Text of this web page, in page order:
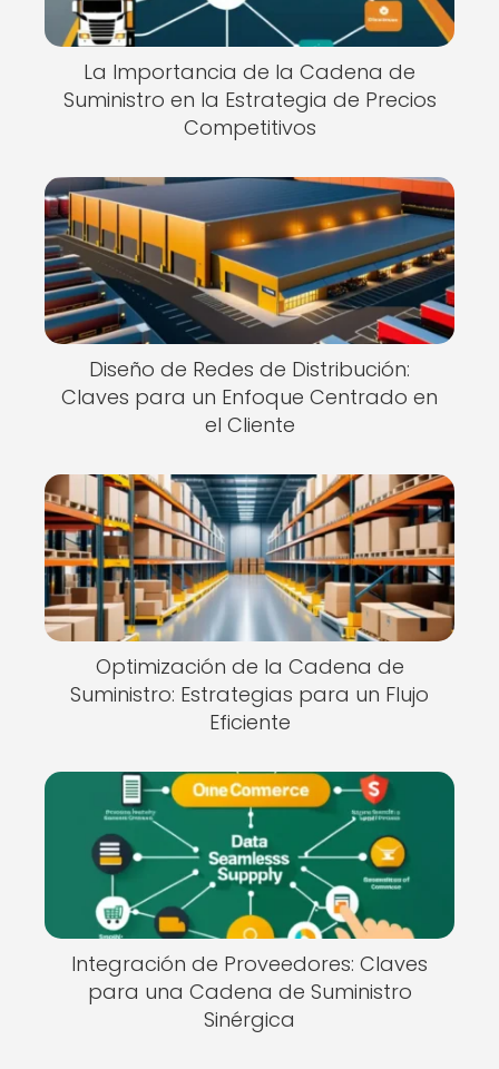
La Importancia de la Cadena de
Suministro en la Estrategia de Precios
Competitivos
Diseño de Redes de Distribución:
Claves para un Enfoque Centrado en
el Cliente
Optimización de la Cadena de
Suministro: Estrategias para un Flujo
Eficiente
Integración de Proveedores: Claves
para una Cadena de Suministro
Sinérgica